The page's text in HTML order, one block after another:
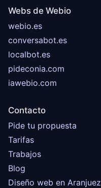
Webs de Webio
webio.es
conversabot.es
localbot.es
pideconia.com
iawebio.com
Contacto
Pide tu propuesta
Tarifas
Trabajos
Blog
Diseño web en Aranjuez